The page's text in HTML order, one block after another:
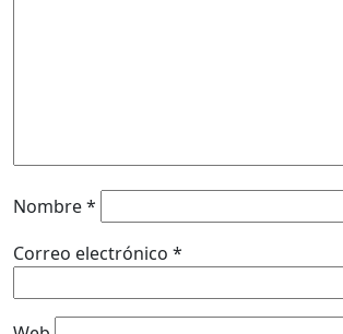
Nombre*
Correo electrónico *